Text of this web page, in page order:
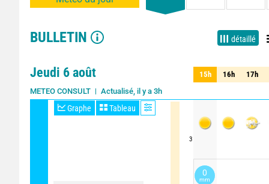
BULLETIN détaillé
Jeudi 6 août
METEO CONSULT Actualisé, il y a 3h
Mise à jour dans 24min
Graphe Tableau
3
15h 16h 17h
15h 16h 17h
0
mm